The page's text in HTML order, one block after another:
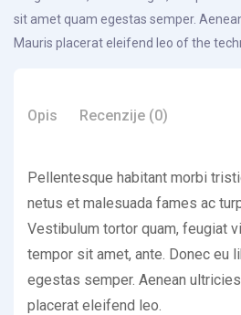
sit amet quam egestas semper.
Mauris placerat eleifend leo of the
Opis Recenzije (0)
Pellentesque habitant morbi
netus et malesuada fames ac
Vestibulum tortor quam, feugiat
tempor sit amet, ante. Donec eu
egestas semper. Aenean
placerat eleifend leo.